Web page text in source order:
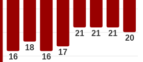
16
18
16
17
21 21 21
20